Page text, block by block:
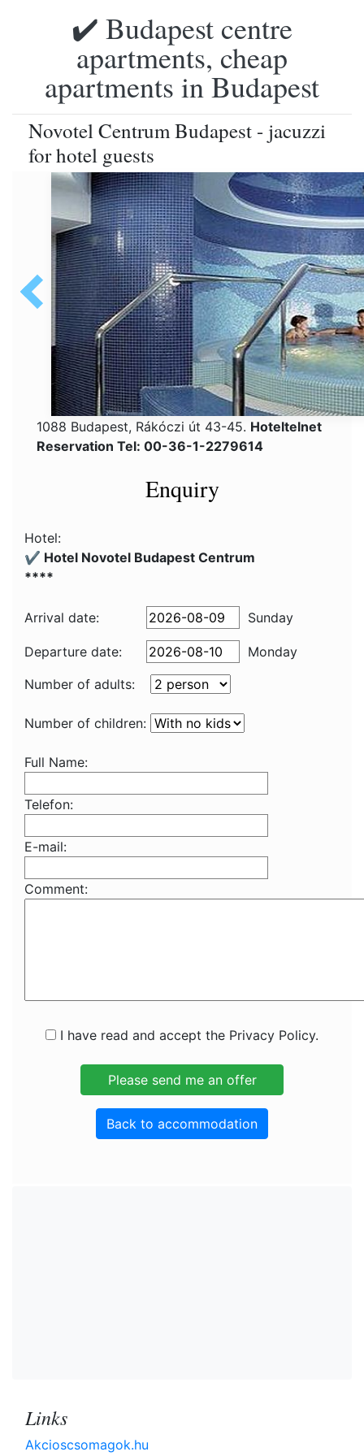
✔️ Budapest centre
apartments, cheap
apartments in Budapest
Novotel Centrum Budapest - jacuzzi
for hotel guests
1088 Budapest, Rákóczi út 43-45. Hoteltelnet
Reservation Tel: 00-36-1-2279614
Enquiry
Hotel:
✔️ Hotel Novotel Budapest Centrum
****
Arrival date: Sunday
Departure date:
Monday
Number of adults:
Number of children:
Full Name:
Telefon:
E-mail:
Comment:
I have read and accept the Privacy Policy.
Back to accommodation
Links
Akcioscsomagok.hu